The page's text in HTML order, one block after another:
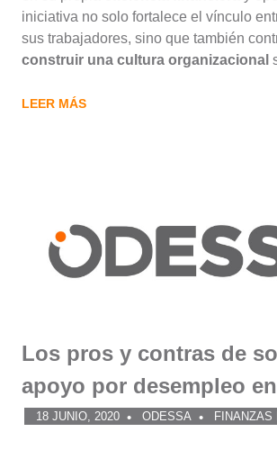
iniciativa no solo fortalece el vínculo
sus trabajadores, sino que también
construir una cultura organizacional
LEER MÁS
Los pros y contras de
apoyo por desempleo
18 JUNIO, 2020 ODESSA FINANZAS